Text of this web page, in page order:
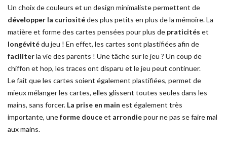
Un choix de couleurs et un design minimaliste permettent de
développer la curiositédes plus petits en plus de la mémoire. La
matière et forme des cartes pensées pour plus de praticités et
longévitédu jeu ! En effet, les cartes sont plastifiées afin de
faciliterla vie des parents ! Une tâche sur le jeu ? Un coup de
chiffon et hop, les traces ont disparu et le jeu peut continuer.
Le fait que les cartes soient également plastifiées, permet de
mieux mélanger les cartes, elles glissent toutes seules dans les
mains, sans forcer. La prise en main est également très
importante, uneforme douceet arrondiepour ne pas se faire mal
aux mains.